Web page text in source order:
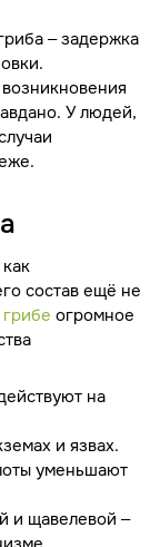
– задержка
У людей,
состав ещё не
огромное
на
и язвах.
уменьшают
и щавелевой –